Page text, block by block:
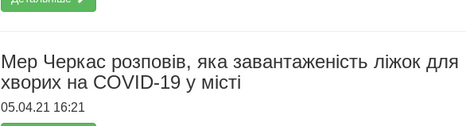
Мер Черкас розповів, яка завантаженість ліжок для
хворих на COVID-19 у місті
05.04.21 16:21